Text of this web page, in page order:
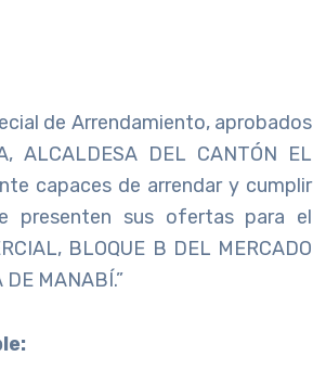
de Arrendamiento, aprobados
ALCALDESA DEL CANTÓN EL
capaces de arrendar y cumplir
presenten sus ofertas para el
BLOQUE B DEL MERCADO
MANABÍ.”